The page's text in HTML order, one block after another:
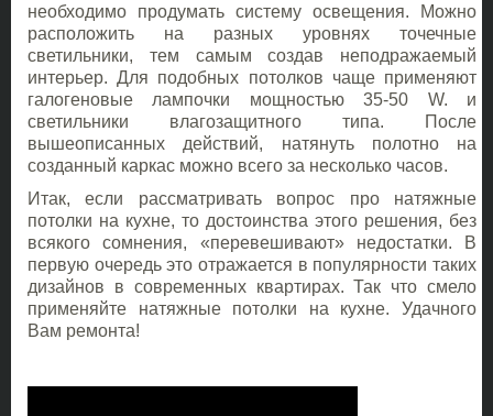
необходимо продумать систему освещения. Можно
расположить на разных уровнях точечные
светильники, тем самым создав неподражаемый
интерьер. Для подобных потолков чаще применяют
галогеновые лампочки мощностью 35-50 W. и
светильники влагозащитного типа. После
вышеописанных действий, натянуть полотно на
созданный каркас можно всего за несколько часов.
Итак, если рассматривать вопрос про натяжные
потолки на кухне, то достоинства этого решения, без
всякого сомнения, «перевешивают» недостатки. В
первую очередь это отражается в популярности таких
дизайнов в современных квартирах. Так что смело
применяйте натяжные потолки на кухне. Удачного
Вам ремонта!